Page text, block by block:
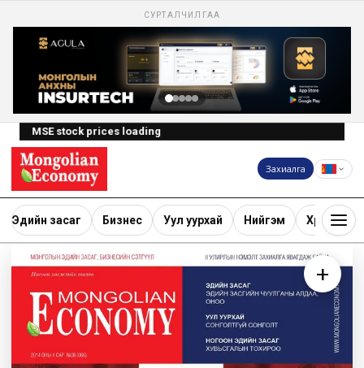
СУРТАЛЧИЛГАА
MSE stock prices loading
Захиалга
Эдийн засаг Бизнес Уул уурхай Нийгэм Хөрөнгө
+